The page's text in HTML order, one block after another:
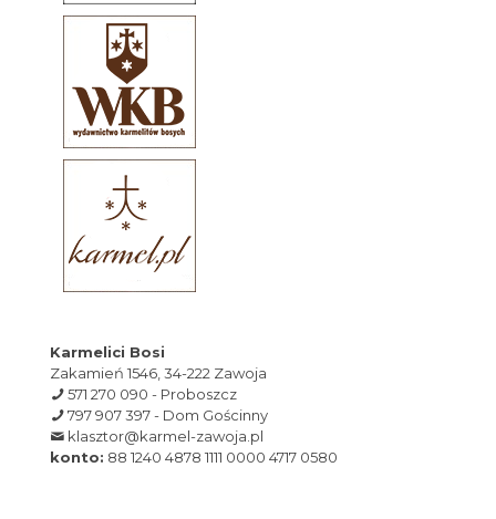
Karmelici Bosi
Zakamień 1546, 34-222 Zawoja
571 270 090 - Proboszcz
797 907 397 - Dom Gościnny
klasztor@karmel-zawoja.pl
konto: 88 1240 4878 1111 0000 4717 0580